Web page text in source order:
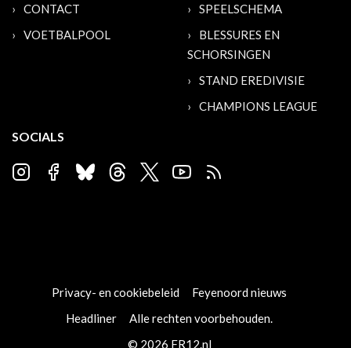
CONTACT
VOETBALPOOL
SPEELSCHEMA
BLESSURES EN
SCHORSINGEN
STAND EREDIVISIE
CHAMPIONS LEAGUE
SOCIALS
Privacy- en cookiebeleid
Feyenoord nieuws
Headliner
Alle rechten voorbehouden.
© 2026 FR12.nl